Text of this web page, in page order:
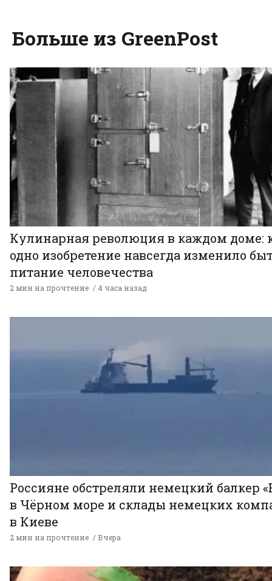
Больше из GreenPost
Кулинарная революция в каждом доме:
одно изобретение навсегда изменило
питание человечества
2 мин на прочтение 4 часа назад
Россияне обстреляли немецкий балкер
в Чёрном море и склады немецких
в Киеве
2 мин на прочтение Вчера